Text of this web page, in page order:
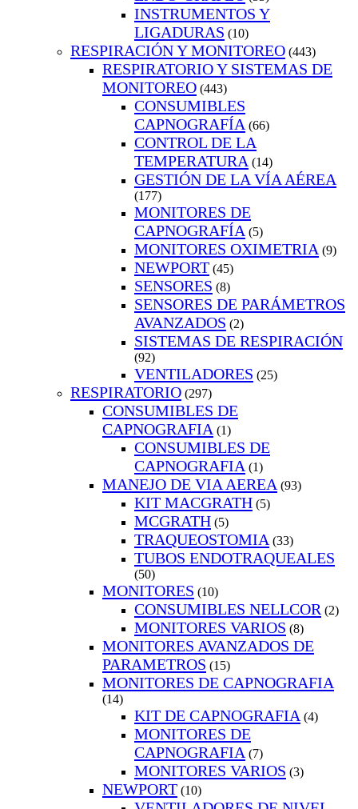
INSTRUMENTOS Y
LIGADURAS (10)
RESPIRACIÓN Y MONITOREO (443)
RESPIRATORIO Y SISTEMAS DE
MONITOREO (443)
CONSUMIBLES
CAPNOGRAFÍA (66)
CONTROL DE LA
TEMPERATURA (14)
GESTIÓN DE LA VÍA AÉREA
(177)
MONITORES DE
CAPNOGRAFÍA (5)
MONITORES OXIMETRIA (9)
NEWPORT (45)
SENSORES (8)
SENSORES DE PARÁMETROS
AVANZADOS (2)
SISTEMAS DE RESPIRACIÓN
(92)
VENTILADORES (25)
RESPIRATORIO (297)
CONSUMIBLES DE
CAPNOGRAFIA (1)
CONSUMIBLES DE
CAPNOGRAFIA (1)
MANEJO DE VIA AEREA (93)
KIT MACGRATH (5)
MCGRATH (5)
TRAQUEOSTOMIA (33)
TUBOS ENDOTRAQUEALES
(50)
MONITORES (10)
CONSUMIBLES NELLCOR (2)
MONITORES VARIOS (8)
MONITORES AVANZADOS DE
PARAMETROS (15)
MONITORES DE CAPNOGRAFIA
(14)
KIT DE CAPNOGRAFIA (4)
MONITORES DE
CAPNOGRAFIA (7)
MONITORES VARIOS (3)
NEWPORT (10)